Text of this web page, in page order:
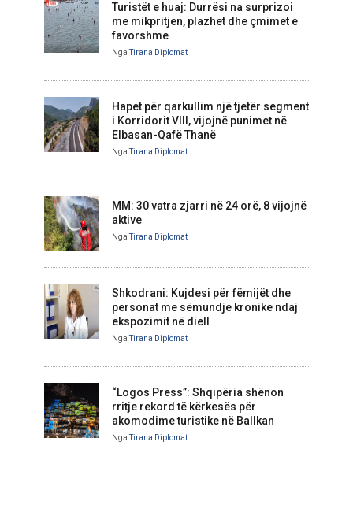
Turistët e huaj: Durrësi na surprizoi
me mikpritjen, plazhet dhe çmimet e
favorshme
Nga Tirana Diplomat
Hapet për qarkullim një tjetër segment
i Korridorit VIII, vijojnë punimet në
Elbasan-Qafë Thanë
Nga Tirana Diplomat
MM: 30 vatra zjarri në 24 orë, 8 vijojnë
aktive
Nga Tirana Diplomat
Shkodrani: Kujdesi për fëmijët dhe
personat me sëmundje kronike ndaj
ekspozimit në diell
Nga Tirana Diplomat
“Logos Press”: Shqipëria shënon
rritje rekord të kërkesës për
akomodime turistike në Ballkan
Nga Tirana Diplomat